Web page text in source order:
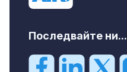
Последвайте ни...